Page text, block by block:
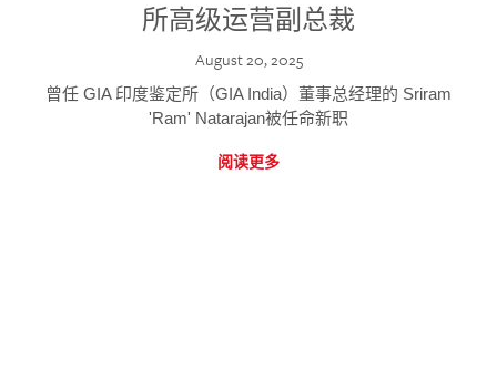
所高级运营副总裁
August 20, 2025
曾任 GIA 印度鉴定所（GIA India）董事总经理的 Sriram
'Ram' Natarajan被任命新职
阅读更多